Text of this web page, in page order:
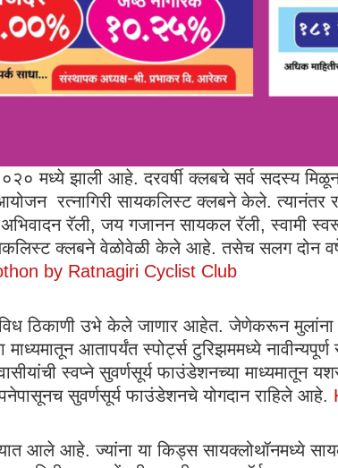
२०२० मध्ये झाली आहे. दरवर्षी क्लबचे सर्व सदस्य
रत्नागिरी सायकलिस्ट क्लबने केले. त्यानंतर
रॅली, जय गजानन सायकल रॅली, स्वामी
क्लबने वेळोवेळी केले आहे. तसेच सलग दोन वर्षे
by Ratnagiri Cyclist Club
ठिकाणी उभे केले जाणार आहेत. जेणेकरून
आतापर्यंत स्पोर्ट्स टुरिझममध्ये
स्वप्ने सुवर्णसूर्य फाउंडेशनच्या माध्यमातून
सुवर्णसूर्य फाउंडेशनचे योगदान राहिले आहे.
आले आहे. ज्यांना या किड्स सायक्लोथॉनमध्ये